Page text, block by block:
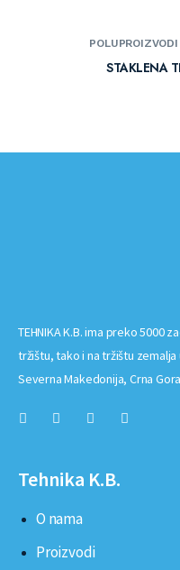
STAKLENA
TEHNIKA K.B. ima preko 5000
tržištu, tako i na tržištu
Severna Makedonija, Crna
Tehnika K.B.
O nama
Proizvodi